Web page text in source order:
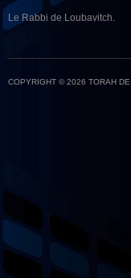
Le Rabbi de Loubavitch.
COPYRIGHT © 2026 TORAH